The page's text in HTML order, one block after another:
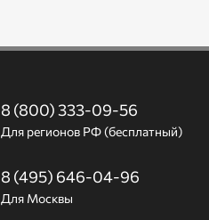
8 (800) 333-09-56
Для регионов РФ (бесплатный)
8 (495) 646-04-96
Для Москвы